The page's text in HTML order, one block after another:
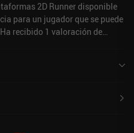
2D Runner disponible
para un jugador que se puede
recibido 1 valoración de
iOS.